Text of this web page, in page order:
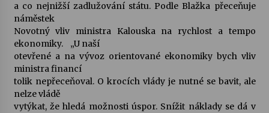
a co nejnižší zadlužování státu. Podle Blažka přeceňuje
náměstek
Novotný vliv ministra Kalouska na rychlost a tempo
ekonomiky. „U naší
otevřené a na vývoz orientované ekonomiky bych vliv
ministra financí
tolik nepřeceňoval. O krocích vlády je nutné se bavit, ale
nelze vládě
vytýkat, že hledá možnosti úspor. Snížit náklady se dá v